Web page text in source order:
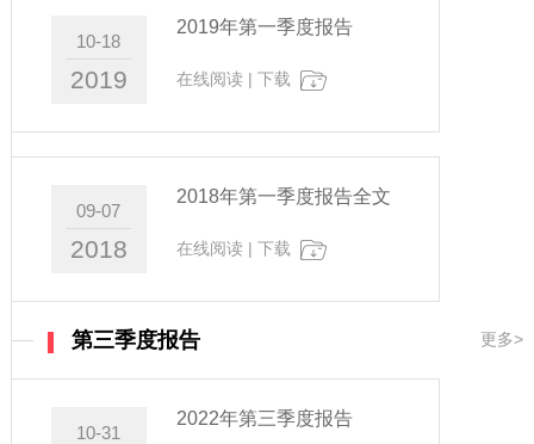
10-18
2019
2019年第一季度报告
在线阅读 | 下载
09-07
2018
2018年第一季度报告全文
在线阅读 | 下载
第三季度报告 更多>
10-31
2022年第三季度报告